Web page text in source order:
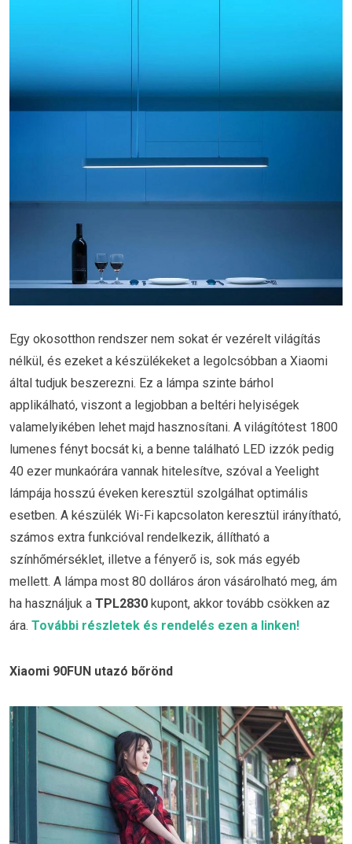
Egy okosotthon rendszer nem sokat ér vezérelt világítás
nélkül, és ezeket a készülékeket a legolcsóbban a Xiaomi
által tudjuk beszerezni. Ez a lámpa szinte bárhol
applikálható, viszont a legjobban a beltéri helyiségek
valamelyikében lehet majd hasznosítani. A világítótest 1800
lumenes fényt bocsát ki, a benne található LED izzók pedig
40 ezer munkaórára vannak hitelesítve, szóval a Yeelight
lámpája hosszú éveken keresztül szolgálhat optimális
esetben. A készülék Wi-Fi kapcsolaton keresztül irányítható,
számos extra funkcióval rendelkezik, állítható a
színhőmérséklet, illetve a fényerő is, sok más egyéb
mellett. A lámpa most 80 dolláros áron vásárolható meg, ám
ha használjuk a TPL2830 kupont, akkor tovább csökken az
ára. További részletek és rendelés ezen a linken!
Xiaomi 90FUN utazó bőrönd